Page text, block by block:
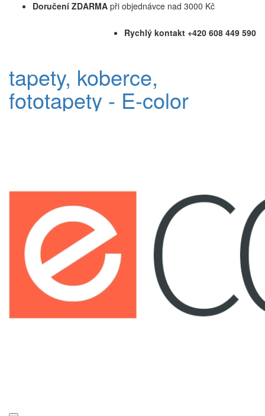
Doručení ZDARMA při objednávce nad 3000 Kč
Rychlý kontakt +420 608 449 590
tapety, koberce,
fototapety - E-color